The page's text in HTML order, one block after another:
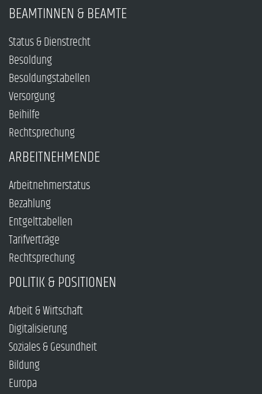
BEAMTINNEN & BEAMTE
Status & Dienstrecht
Besoldung
Besoldungstabellen
Versorgung
Beihilfe
Rechtsprechung
ARBEITNEHMENDE
Arbeitnehmerstatus
Bezahlung
Entgelttabellen
Tarifverträge
Rechtsprechung
POLITIK & POSITIONEN
Arbeit & Wirtschaft
Digitalisierung
Soziales & Gesundheit
Bildung
Europa